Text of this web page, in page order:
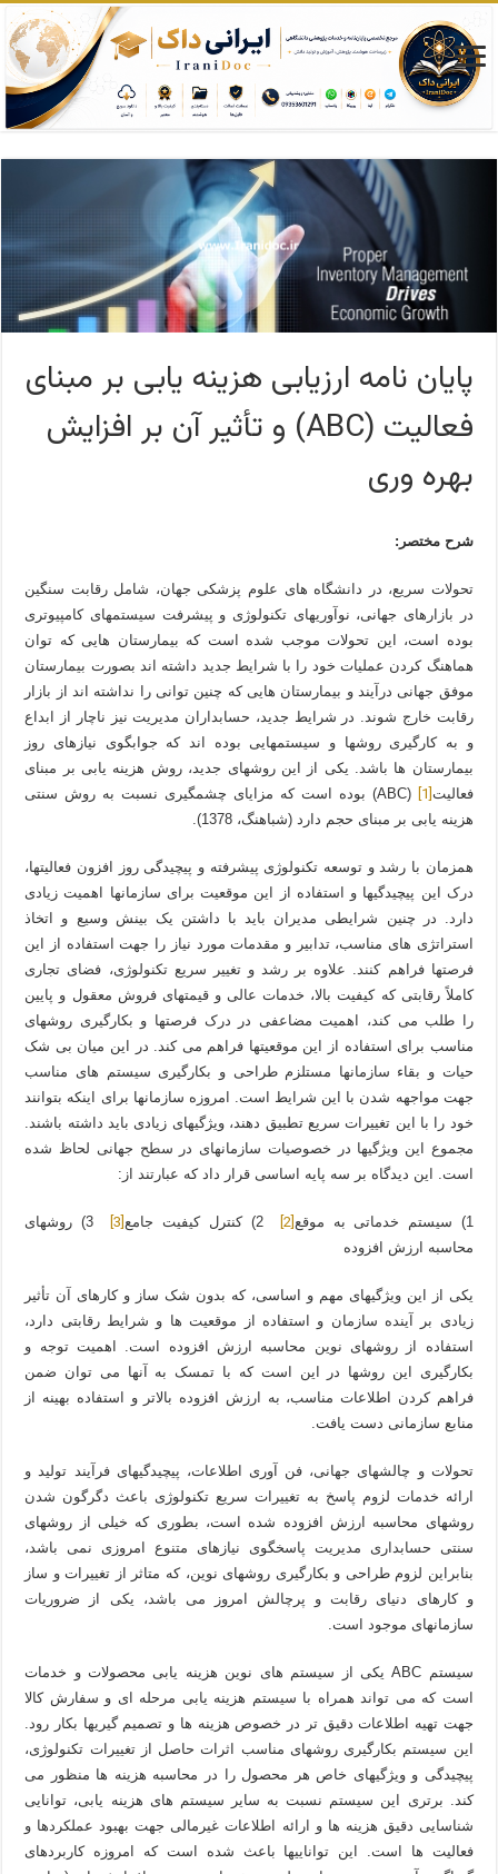
پایان نامه ارزیابی هزینه یابی بر مبنای
فعالیت (ABC) و تأثیر آن بر افزایش
بهره وری
شرح مختصر:
تحولات سریع، در دانشگاه های علوم پزشکی جهان، شامل رقابت سنگین
در بازارهای جهانی، نوآوریهای تکنولوژی و پیشرفت سیستمهای کامپیوتری
بوده است، این تحولات موجب شده است که بیمارستان هایی که توان
هماهنگ کردن عملیات خود را با شرایط جدید داشته اند بصورت بیمارستان
موفق جهانی درآیند و بیمارستان هایی که چنین توانی را نداشته اند از بازار
رقابت خارج شوند. در شرایط جدید، حسابداران مدیریت نیز ناچار از ابداع
و به کارگیری روشها و سیستمهایی بوده اند که جوابگوی نیازهای روز
بیمارستان ها باشد. یکی از این روشهای جدید، روش هزینه یابی بر مبنای
فعالیت[1]
(ABC) بوده است که مزایای چشمگیری نسبت به روش سنتی
هزینه یابی بر مبنای حجم دارد (شباهنگ، 1378).
همزمان با رشد و توسعه تکنولوژی پیشرفته و پیچیدگی روز افزون فعالیتها،
درک این پیچیدگیها و استفاده از این موقعیت برای سازمانها اهمیت زیادی
دارد. در چنین شرایطی مدیران باید با داشتن یک بینش وسیع و اتخاذ
استراتژی های مناسب، تدابیر و مقدمات مورد نیاز را جهت استفاده از این
فرصتها فراهم کنند. علاوه بر رشد و تغییر سریع تکنولوژی، فضای تجاری
کاملاً رقابتی که کیفیت بالا، خدمات عالی و قیمتهای فروش معقول و پایین
را طلب می کند، اهمیت مضاعفی در درک فرصتها و بکارگیری روشهای
مناسب برای استفاده از این موقعیتها فراهم می کند. در این میان بی شک
حیات و بقاء سازمانها مستلزم طراحی و بکارگیری سیستم های مناسب
جهت مواجهه شدن با این شرایط است. امروزه سازمانها برای اینکه بتوانند
خود را با این تغییرات سریع تطبیق دهند، ویژگیهای زیادی باید داشته باشند.
مجموع این ویژگیها در خصوصیات سازمانهای در سطح جهانی لحاظ شده
است. این دیدگاه بر سه پایه اساسی قرار داد که عبارتند از:
1) سیستم خدماتی به موقع [2] 2) کنترل کیفیت جامع [3]
3) روشهای
محاسبه ارزش افزوده
یکی از این ویژگیهای مهم و اساسی، که بدون شک ساز و کارهای آن تأثیر
زیادی بر آینده سازمان و استفاده از موقعیت ها و شرایط رقابتی دارد،
استفاده از روشهای نوین محاسبه ارزش افزوده است. اهمیت توجه و
بکارگیری این روشها در این است که با تمسک به آنها می توان ضمن
فراهم کردن اطلاعات مناسب، به ارزش افزوده بالاتر و استفاده بهینه از
منابع سازمانی دست یافت.
تحولات و چالشهای جهانی، فن آوری اطلاعات، پیچیدگیهای فرآیند تولید و
ارائه خدمات لزوم پاسخ به تغییرات سریع تکنولوژی باعث دگرگون شدن
روشهای محاسبه ارزش افزوده شده است، بطوری که خیلی از روشهای
سنتی حسابداری مدیریت پاسخگوی نیازهای متنوع امروزی نمی باشد،
بنابراین لزوم طراحی و بکارگیری روشهای نوین، که متاثر از تغییرات و ساز
و کارهای دنیای رقابت و پرچالش امروز می باشد، یکی از ضروریات
سازمانهای موجود است.
سیستم ABC یکی از سیستم های نوین هزینه یابی محصولات و خدمات
است که می تواند همراه با سیستم هزینه یابی مرحله ای و سفارش کالا
جهت تهیه اطلاعات دقیق تر در خصوص هزینه ها و تصمیم گیریها بکار رود.
این سیستم بکارگیری روشهای مناسب اثرات حاصل از تغییرات تکنولوژی،
پیچیدگی و ویژگیهای خاص هر محصول را در محاسبه هزینه ها منظور می
کند. برتری این سیستم نسبت به سایر سیستم های هزینه یابی، توانایی
شناسایی دقیق هزینه ها و ارائه اطلاعات غیرمالی جهت بهبود عملکردها و
فعالیت ها است. این تواناییها باعث شده است که امروزه کاربردهای